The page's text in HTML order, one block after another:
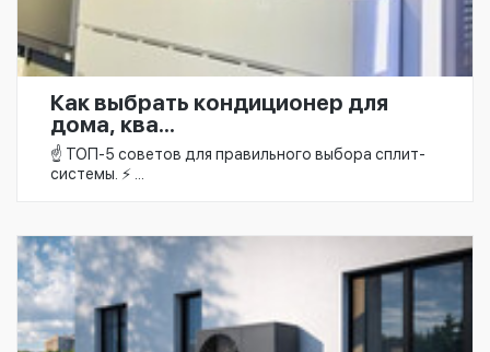
Как выбрать кондиционер для
дома, ква...
☝️ ТОП-5 советов для правильного выбора сплит-
системы. ⚡ ...